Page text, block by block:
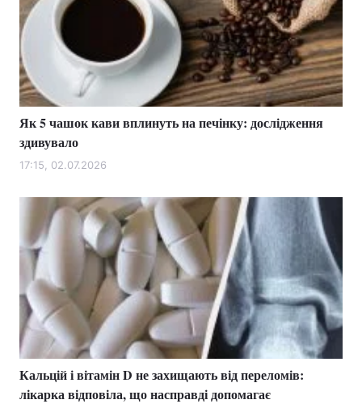
Як 5 чашок кави вплинуть на печінку: дослідження
здивувало
17:15, 02.07.2026
Кальцій і вітамін D не захищають від переломів:
лікарка відповіла, що насправді допомагає